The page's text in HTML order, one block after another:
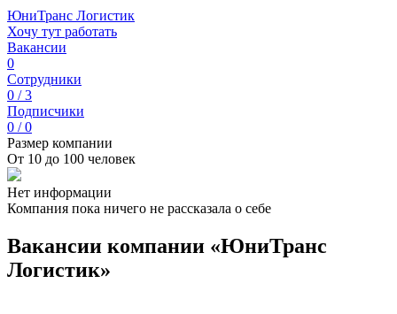
ЮниТранс Логистик
Хочу тут работать
Вакансии
0
Сотрудники
0 / 3
Подписчики
0 / 0
Размер компании
От 10 до 100 человек
Нет информации
Компания пока ничего не рассказала о себе
Вакансии компании «ЮниТранс
Логистик»